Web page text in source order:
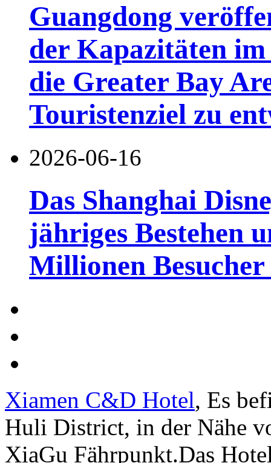
Guangdong
der Kapazitäten
die Greater Bay
Touristenziel zu
2026-06-16
Das Shanghai
jähriges Bestehen
Millionen Besucher
Xiamen C&D Hotel, Es
Huli District, in der Nähe
XiaGu Fährpunkt.Das